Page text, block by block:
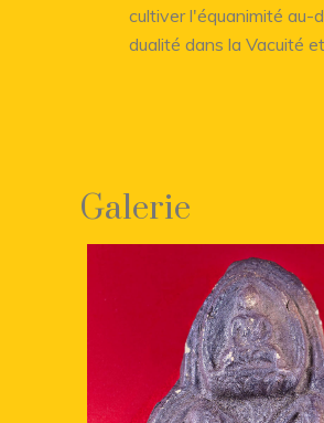
cultiver l'équanimité au-
dualité dans la Vacuité
Galerie